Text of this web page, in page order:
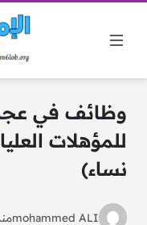
وظائف في
للمؤهلات
نساء)
mohammed ALIمنذ 12